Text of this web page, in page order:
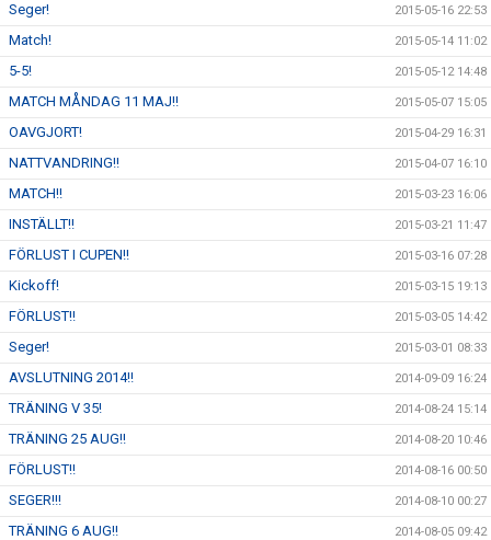
Seger! 2015-05-16 22:53
Match! 2015-05-14 11:02
5-5! 2015-05-12 14:48
MATCH MÅNDAG 11 MAJ!! 2015-05-07 15:05
OAVGJORT! 2015-04-29 16:31
NATTVANDRING!! 2015-04-07 16:10
MATCH!! 2015-03-23 16:06
INSTÄLLT!! 2015-03-21 11:47
FÖRLUST I CUPEN!! 2015-03-16 07:28
Kickoff! 2015-03-15 19:13
FÖRLUST!! 2015-03-05 14:42
Seger! 2015-03-01 08:33
AVSLUTNING 2014!! 2014-09-09 16:24
TRÄNING V 35! 2014-08-24 15:14
TRÄNING 25 AUG!! 2014-08-20 10:46
FÖRLUST!! 2014-08-16 00:50
SEGER!!! 2014-08-10 00:27
TRÄNING 6 AUG!! 2014-08-05 09:42